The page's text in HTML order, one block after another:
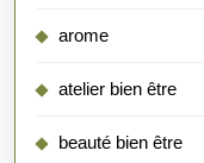
arome
atelier bien être
beauté bien être